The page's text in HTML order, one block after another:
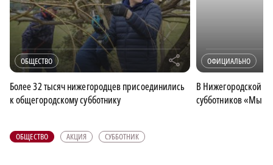
ОБЩЕСТВО r
Более 32 тысяч нижегородцев присоединились
к общегородскому субботнику
ОФИЦИАЛЬНО
В Нижегородской
субботников «Мы за
ОБЩЕСТВО АКЦИЯ СУББОТНИК